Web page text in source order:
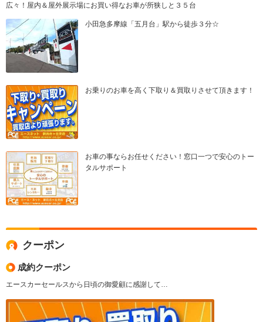
広々！屋内＆屋外展示場にお買い得なお車が所狭しと３５台
小田急多摩線「五月台」駅から徒歩３分☆
お乗りのお車を高く下取り＆買取りさせて頂きます！
お車の事ならお任せください！窓口一つで安心のトー
タルサポート
クーポン
成約クーポン
エースカーセールスから日頃の御愛顧に感謝して…